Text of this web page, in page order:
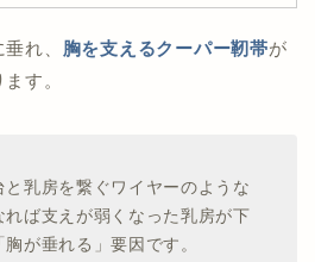
れ、 胸を支えるクーパー靭帯が
す。
乳房を繋ぐワイヤーのような
ば支えが弱くなった乳房が下
が垂れる」要因です。